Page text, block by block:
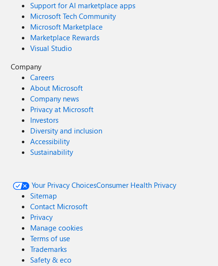
Support for AI marketplace apps
Microsoft Tech Community
Microsoft Marketplace
Marketplace Rewards
Visual Studio
Company
Careers
About Microsoft
Company news
Privacy at Microsoft
Investors
Diversity and inclusion
Accessibility
Sustainability
Your Privacy ChoicesConsumer Health Privacy
Sitemap
Contact Microsoft
Privacy
Manage cookies
Terms of use
Trademarks
Safety & eco